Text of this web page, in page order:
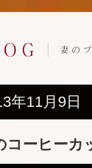
年11月9日
コーヒーカ